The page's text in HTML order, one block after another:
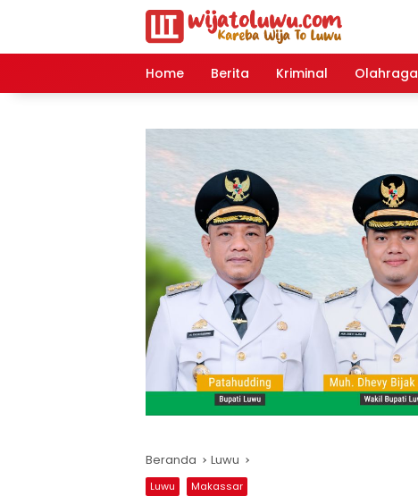
Home
Berita Kriminal Olahraga
Beranda Luwu
Luwu Makassar